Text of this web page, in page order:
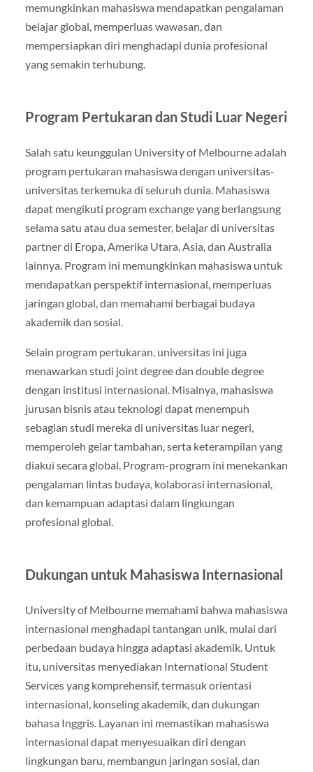
memungkinkan mahasiswa mendapatkan pengalaman
belajar global, memperluas wawasan, dan
mempersiapkan diri menghadapi dunia profesional
yang semakin terhubung.
Program Pertukaran dan Studi Luar Negeri
Salah satu keunggulan University of Melbourne adalah
program pertukaran mahasiswa dengan universitas-
universitas terkemuka di seluruh dunia. Mahasiswa
dapat mengikuti program exchange yang berlangsung
selama satu atau dua semester, belajar di universitas
partner di Eropa, Amerika Utara, Asia, dan Australia
lainnya. Program ini memungkinkan mahasiswa untuk
mendapatkan perspektif internasional, memperluas
jaringan global, dan memahami berbagai budaya
akademik dan sosial.
Selain program pertukaran, universitas ini juga
menawarkan studi joint degree dan double degree
dengan institusi internasional. Misalnya, mahasiswa
jurusan bisnis atau teknologi dapat menempuh
sebagian studi mereka di universitas luar negeri,
memperoleh gelar tambahan, serta keterampilan yang
diakui secara global. Program-program ini menekankan
pengalaman lintas budaya, kolaborasi internasional,
dan kemampuan adaptasi dalam lingkungan
profesional global.
Dukungan untuk Mahasiswa Internasional
University of Melbourne memahami bahwa mahasiswa
internasional menghadapi tantangan unik, mulai dari
perbedaan budaya hingga adaptasi akademik. Untuk
itu, universitas menyediakan International Student
Services yang komprehensif, termasuk orientasi
internasional, konseling akademik, dan dukungan
bahasa Inggris. Layanan ini memastikan mahasiswa
internasional dapat menyesuaikan diri dengan
lingkungan baru, membangun jaringan sosial, dan